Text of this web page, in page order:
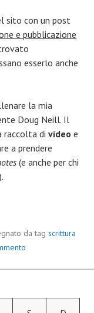
sito con un post
e pubblicazione
esserlo anche
la mia
Doug Neill. Il
raccolta di video e
a prendere
(e anche per chi
da tag scrittura